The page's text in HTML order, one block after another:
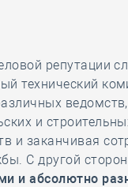
репутации
технический
и
и заканчивая
С другой
и абсолютно